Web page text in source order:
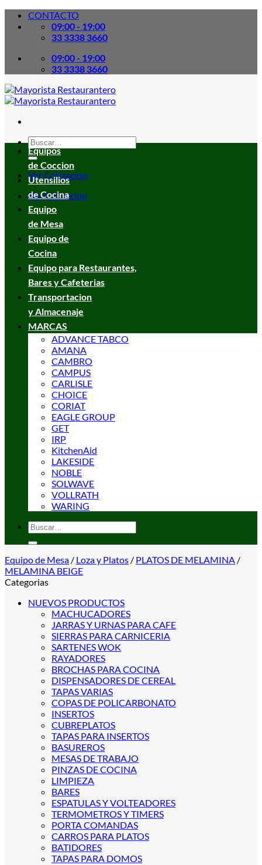
Skip
CONTACTO
09:00 - 19:00
33 3338 3660
09:00 - 19:00
33 3338 3660
Buscar
por:
Ver Cotizacion
Ver Cotizacion
Equipos
de Coccion
Utensilios
de Cocina
Equipo
de Mesa
Equipo de
Cocina
Equipo para Restaurantes,
Bares y Cafeterias
Transportacion
y Almacenaje
MARCAS
ADVANCE TABCO
AMANA
CAMBRO
CAMPUS
CARLISLE
CHOICE
CORIAT
EAGLE GROUP
GET
IRP
KitchenAid
LAKESIDE
NOBLE
SOLWAVE
VOLLRATH
WARING
Buscar
por:
Equipo de Mesa / Loza y Platos / PLATOS DE MELAMINA /
MELAMINA BEIGE
Categorias
NUEVOS PRODUCTOS
MACHUCADORES
JARRAS Y URNAS PARA CAFE
SIERRAS PARA CARNICERIA
SARTENES WOK
RAYADORES
BROCHAS PARA COCINA
DISPENSADORES DE CEREAL
TAPAS VARIAS
COPAS DE POLICARBONATO
INSERTOS
CUBREPLATOS
TAPAS PARA INSERTOS
BASUREROS
MESAS DE TRABAJO
PINZAS DE COCINA
LIMPIEZA
BARES
ESPATULAS Y VOLTEADORES
TERMOMETROS Y TIMERS
PORTA COMANDAS
CARROS PARA PLATOS
BATIDORES
TAPAS PARA DOMOS